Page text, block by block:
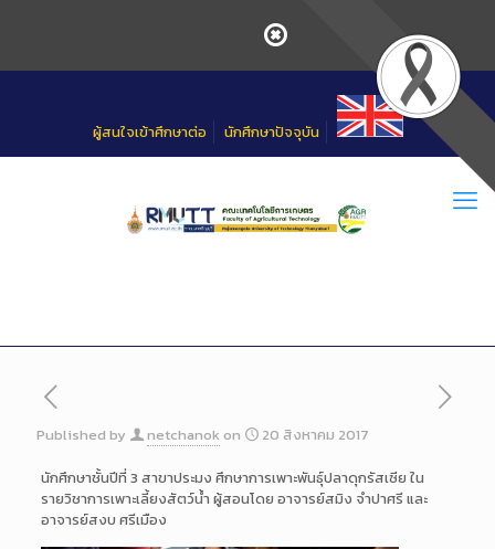
ผู้สนใจเข้าศึกษาต่อ นักศึกษาปัจจุบัน
Published by netchanok on 20 สิงหาคม 2017
นักศึกษาชั้นปีที่ 3 สาขาประมง ศึกษาการเพาะพันธุ์ปลาดุกรัสเซีย ใน
รายวิชาการเพาะเลี้ยงสัตว์น้ำ ผู้สอนโดย อาจารย์สมิง จำปาศรี และ
อาจารย์สงบ ศรีเมือง